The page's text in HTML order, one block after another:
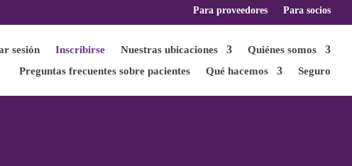
Para proveedores Para socios
sesión Inscribirse Nuestras ubicaciones
Quiénes somos
Preguntas frecuentes sobre pacientes
Qué hacemos Seguro